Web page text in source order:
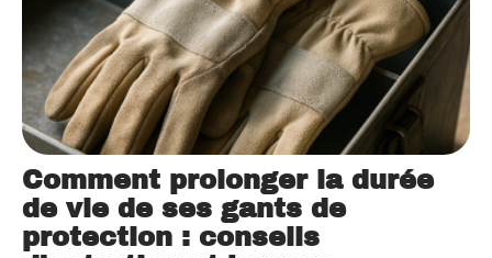
Comment prolonger la durée
de vie de ses gants de
protection : conseils